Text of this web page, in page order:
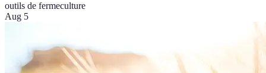
outils de fermeculture
Aug 5